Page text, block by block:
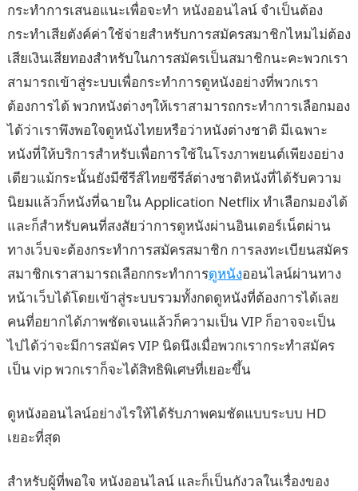
กระทำการเสนอแนะเพื่อจะทำ หนังออนไลน์ จำเป็นต้อง
กระทำเสียตังค์ค่าใช้จ่ายสำหรับการสมัครสมาชิกไหมไม่ต้อง
เสียเงินเสียทองสำหรับในการสมัครเป็นสมาชิกนะคะพวกเรา
สามารถเข้าสู่ระบบเพื่อกระทำการดูหนังอย่างที่พวกเรา
ต้องการได้ พวกหนังต่างๆให้เราสามารถกระทำการเลือกมอง
ได้ว่าเราพึงพอใจดูหนังไทยหรือว่าหนังต่างชาติ มีเฉพาะ
หนังที่ให้บริการสำหรับเพื่อการใช้ในโรงภาพยนต์เพียงอย่าง
เดียวแม้กระนั้นยังมีซีรีส์ไทยซีรีส์ต่างชาติหนังที่ได้รับความ
นิยมแล้วก็หนังที่ฉายใน Application Netflix ทำเลือกมองได้
และก็สำหรับคนที่สงสัยว่าการดูหนังผ่านอินเตอร์เน็ตผ่าน
ทางเว็บจะต้องกระทำการสมัครสมาชิก การลงทะเบียนสมัคร
สมาชิกเราสามารถเลือกกระทำการดูหนังออนไลน์ผ่านทาง
หน้าเว็บได้โดยเข้าสู่ระบบรวมทั้งกดดูหนังที่ต้องการได้เลย
คนที่อยากได้ภาพชัดเจนแล้วก็ความเป็น VIP ก็อาจจะเป็น
ไปได้ว่าจะมีการสมัคร VIP นิดนึงเมื่อพวกเรากระทำสมัคร
เป็น vip พวกเราก็จะได้สิทธิพิเศษที่เยอะขึ้น
ดูหนังออนไลน์อย่างไรให้ได้รับภาพคมชัดแบบระบบ HD
เยอะที่สุด
สำหรับผู้ที่พอใจ หนังออนไลน์ และก็เป็นกังวลในเรื่องของ